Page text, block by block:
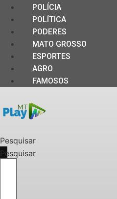
POLÍCIA
POLÍTICA
PODERES
MATO GROSSO
ESPORTES
AGRO
FAMOSOS
Pesquisar
Pesquisar